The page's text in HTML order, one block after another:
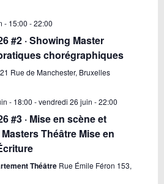
- 15:00 -22:00
#2 · Showing Master
chorégraphiques
21 Rue de Manchester, Bruxelles
- 18:00 -vendredi 26 juin - 22:00
#3 · Mise en scène et
Masters Théâtre Mise en
Théâtre Rue Émile Féron 153,